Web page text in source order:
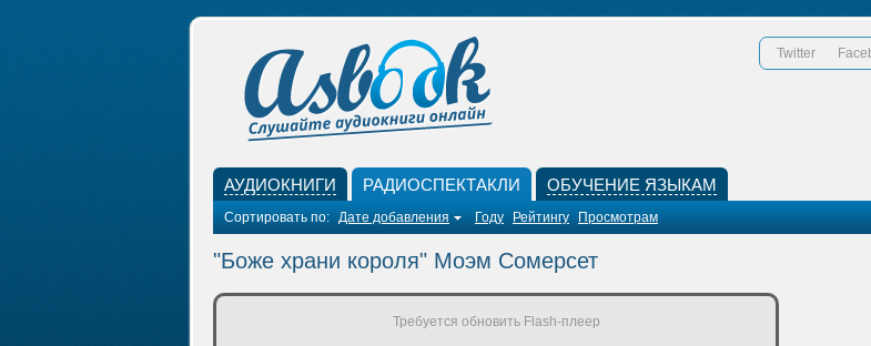
Twitter
АУДИОКНИГИ РАДИОСПЕКТАКЛИ ОБУЧЕНИЕ ЯЗЫКАМ
Сортировать по: Дате добавления Году Рейтингу Просмотрам
"Боже храни короля" Моэм Сомерсет
Требуется обновить Flash-плеер